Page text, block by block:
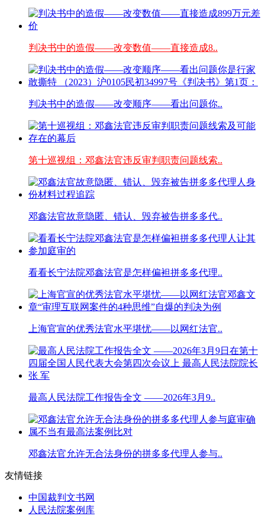
判决书中的造假——改变数值——直接造成8..
判决书中的造假——改变顺序——看出问题你..
第十巡视组：邓鑫法官违反审判职责问题线索..
邓鑫法官故意隐匿、错认、毁弃被告拼多多代..
看看长宁法院邓鑫法官是怎样偏袒拼多多代理..
上海官宣的优秀法官水平堪忧——以网红法官..
最高人民法院工作报告全文 ——2026年3月9..
邓鑫法官允许无合法身份的拼多多代理人参与..
友情链接
中国裁判文书网
人民法院案例库